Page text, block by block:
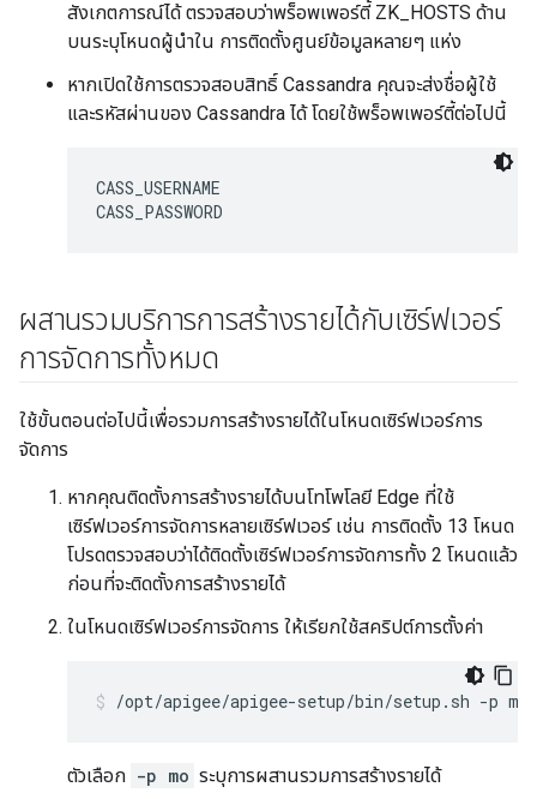
สังเกตการณ์ได้ ตรวจสอบว่าพร็อพเพอร์ตี้ ZK_HOSTS ด้าน
บนระบุโหนดผู้นำใน การติดตั้งศูนย์ข้อมูลหลายๆ แห่ง
หากเปิดใช้การตรวจสอบสิทธิ์ Cassandra คุณจะส่งชื่อผู้ใช้
และรหัสผ่านของ Cassandra ได้ โดยใช้พร็อพเพอร์ตี้ต่อไปนี้
CASS_USERNAME
CASS_PASSWORD
ผสานรวมบริการการสร้างรายได้กับเซิร์ฟเวอร์
การจัดการทั้งหมด
ใช้ขั้นตอนต่อไปนี้เพื่อรวมการสร้างรายได้ในโหนดเซิร์ฟเวอร์การ
จัดการ
หากคุณติดตั้งการสร้างรายได้บนโทโพโลยี Edge ที่ใช้
เซิร์ฟเวอร์การจัดการหลายเซิร์ฟเวอร์ เช่น การติดตั้ง 13 โหนด
โปรดตรวจสอบว่าได้ติดตั้งเซิร์ฟเวอร์การจัดการทั้ง 2 โหนดแล้ว
ก่อนที่จะติดตั้งการสร้างรายได้
ในโหนดเซิร์ฟเวอร์การจัดการ ให้เรียกใช้สคริปต์การตั้งค่า
/opt/apigee/apigee-setup/bin/setup.sh -p
ตัวเลือก -p mo ระบุการผสานรวมการสร้างรายได้